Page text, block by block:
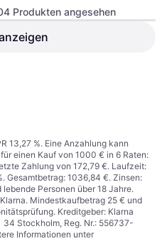
PowerDetect
IP1251EUT Lila
Handstaubsauger, 380W, 86 dB
275 €
9 Shops
Levoit LVAC-300 Plus Akku-
Produkten angesehen
13,27 %. Eine Anzahlung kann
einen Kauf von 1000 € in 6 Raten:
Zahlung von 172,79 €. Laufzeit:
Gesamtbetrag: 1036,84 €. Zinsen:
Personen über 18 Jahre.
Mindestkaufbetrag 25 € und
Kreditgeber: Klarna
34 Stockholm, Reg. Nr.: 556737-
Informationen unter